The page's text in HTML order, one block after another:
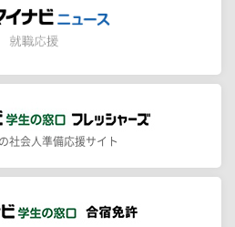
社会人準備応援サイト